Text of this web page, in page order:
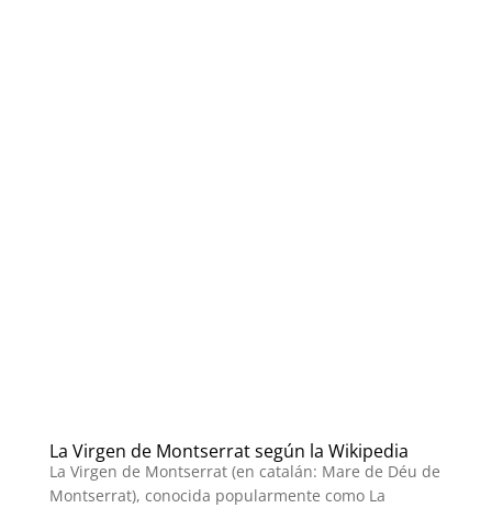
La Virgen de Montserrat según la Wikipedia
La Virgen de Montserrat (en catalán: Mare de Déu de
Montserrat), conocida popularmente como La